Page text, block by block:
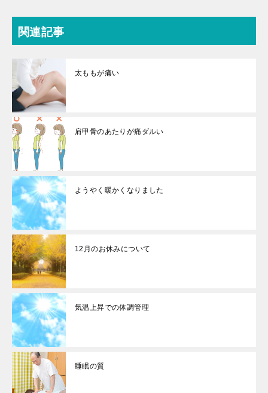
関連記事
太ももが痛い
肩甲骨のあたりが痛ダルい
ようやく暖かくなりました
12月のお休みについて
気温上昇での体調管理
睡眠の質